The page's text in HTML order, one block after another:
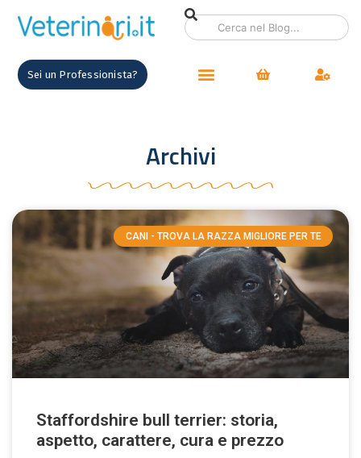
Sei un Professionista?
Archivi
CANI - TROVA LA RAZZA MIGLIORE PER TE
Staffordshire bull terrier: storia,
aspetto, carattere, cura e prezzo